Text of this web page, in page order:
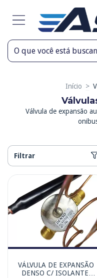
Início >
Válvula de expansão
Filtrar
VÁLVULA DE EXPANSÃO
DENSO C/ ISOLANTE,